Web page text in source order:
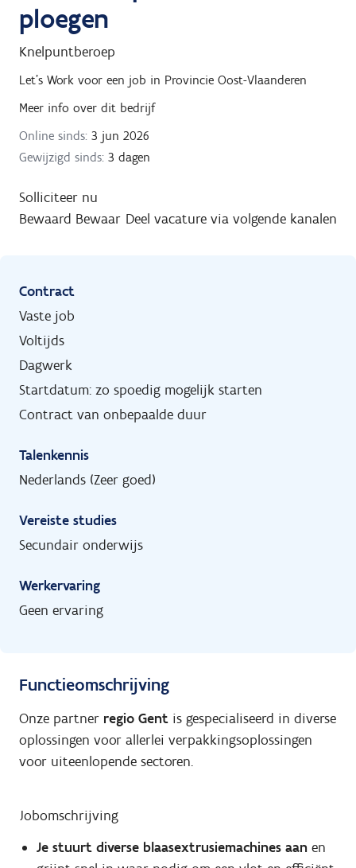
ploegen
Knelpuntberoep
Let's Work voor een job in Provincie Oost-Vlaanderen
Meer info over dit bedrijf
Online sinds: 3 jun 2026
Gewijzigd sinds: 3 dagen
Solliciteer nu
Bewaard Bewaar Deel vacature via volgende kanalen
Contract
Vaste job
Voltijds
Dagwerk
Startdatum: zo spoedig mogelijk starten
Contract van onbepaalde duur
Talenkennis
Nederlands (Zeer goed)
Vereiste studies
Secundair onderwijs
Werkervaring
Geen ervaring
Functieomschrijving
Onze partner regio Gent is gespecialiseerd in diverse
oplossingen voor allerlei verpakkingsoplossingen
voor uiteenlopende sectoren.
Jobomschrijving
Je stuurt diverse blaasextrusiemachines aanen